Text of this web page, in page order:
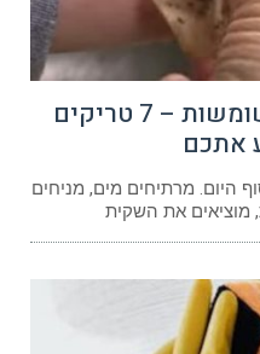
אל תזרקו שקיות תה משומשות – 7 טריקים
אתכם
היום. מרתיחים מים, מניחים
את השקית